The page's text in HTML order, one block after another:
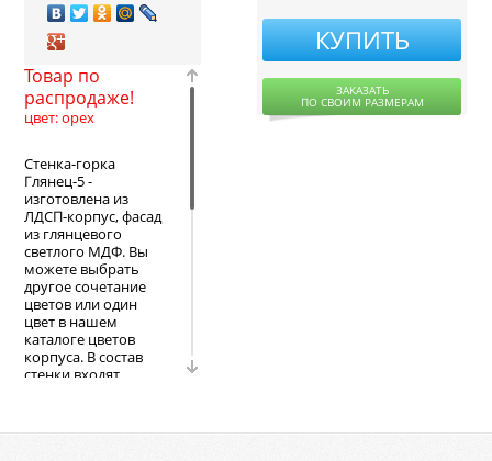
Товар по
распродаже!
цвет: орех
Стенка-горка
Глянец-5 -
изготовлена из
ЛДСП-корпус, фасад
из глянцевого
светлого МДФ. Вы
можете выбрать
другое сочетание
цветов или один
цвет в нашем
каталоге цветов
корпуса. В состав
стенки входят
КУПИТЬ
ЗАКАЗАТЬ
ПО СВОИМ РАЗМЕРАМ